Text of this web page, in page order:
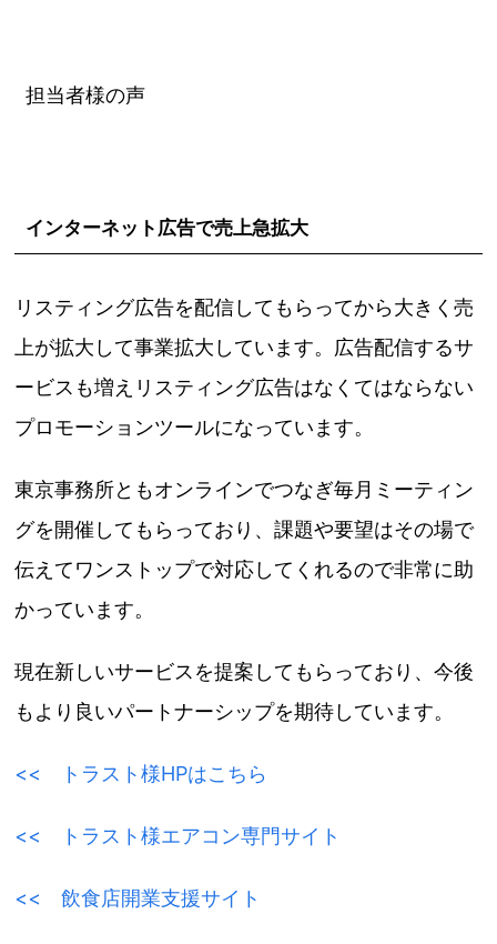
担当者様の声
インターネット広告で売上急拡大
リスティング広告を配信してもらってから大きく売
上が拡大して事業拡大しています。広告配信するサ
ービスも増えリスティング広告はなくてはならない
プロモーションツールになっています。
東京事務所ともオンラインでつなぎ毎月ミーティン
グを開催してもらっており、課題や要望はその場で
伝えてワンストップで対応してくれるので非常に助
かっています。
現在新しいサービスを提案してもらっており、今後
もより良いパートナーシップを期待しています。
<< トラスト様HPはこちら
<< トラスト様エアコン専門サイト
<< 飲食店開業支援サイト